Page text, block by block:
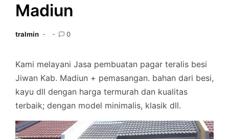
Madiun
tralmin 0
Kami melayani Jasa pembuatan pagar teralis besi
Jiwan Kab. Madiun + pemasangan. bahan dari besi,
kayu dll dengan harga termurah dan kualitas
terbaik; dengan model minimalis, klasik dll.